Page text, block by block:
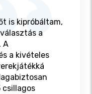
is kipróbáltam,
a
A
a kivételes
csillagos